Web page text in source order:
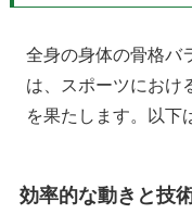
全身の身体の骨格バ
は、スポーツにおけ
を果たします。以下
効率的な動きと技